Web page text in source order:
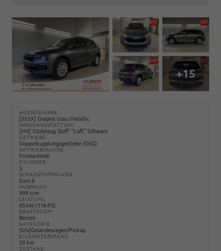
+15
AUSSENFARBE
[5X5X] Graphit Grau Metallic
INNENAUSSTATTUNG
[HN] Sitzbezug Stoff "Loft" Schwarz
GETRIEBE
Doppelkupplungsgetriebe (DSG)
ANTRIEBSACHSE
Frontantrieb
ZYLINDER
3
SCHADSTOFFKLASSE
Euro 6
HUBRAUM
999 ccm
LEISTUNG
85 kW (116 PS)
KRAFTSTOFF
Benzin
KATEGORIE
SUV/Geländewagen/Pickup
KILOMETERSTAND
20 km
ZUSTAND